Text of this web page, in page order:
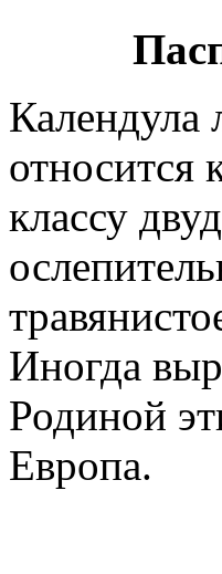
Календула
относится
классу
Иногда
Родиной
Европа.